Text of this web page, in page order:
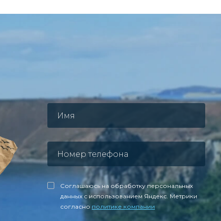
Соглашаюсь на обработку персональных
данных с использованием Яндекс. Метрики
согласно политике компании